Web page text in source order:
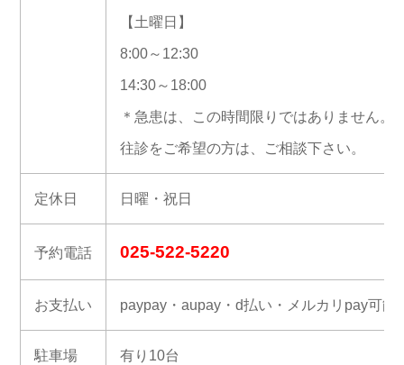
【土曜日】
8:00～12:30
14:30～18:00
＊急患は、この時間限りではありません。
往診をご希望の方は、ご相談下さい。
定休日 日曜・祝日
予約電話 025-522-5220
お支払い paypay・aupay・d払い・メルカリpay可能
駐車場 有り10台